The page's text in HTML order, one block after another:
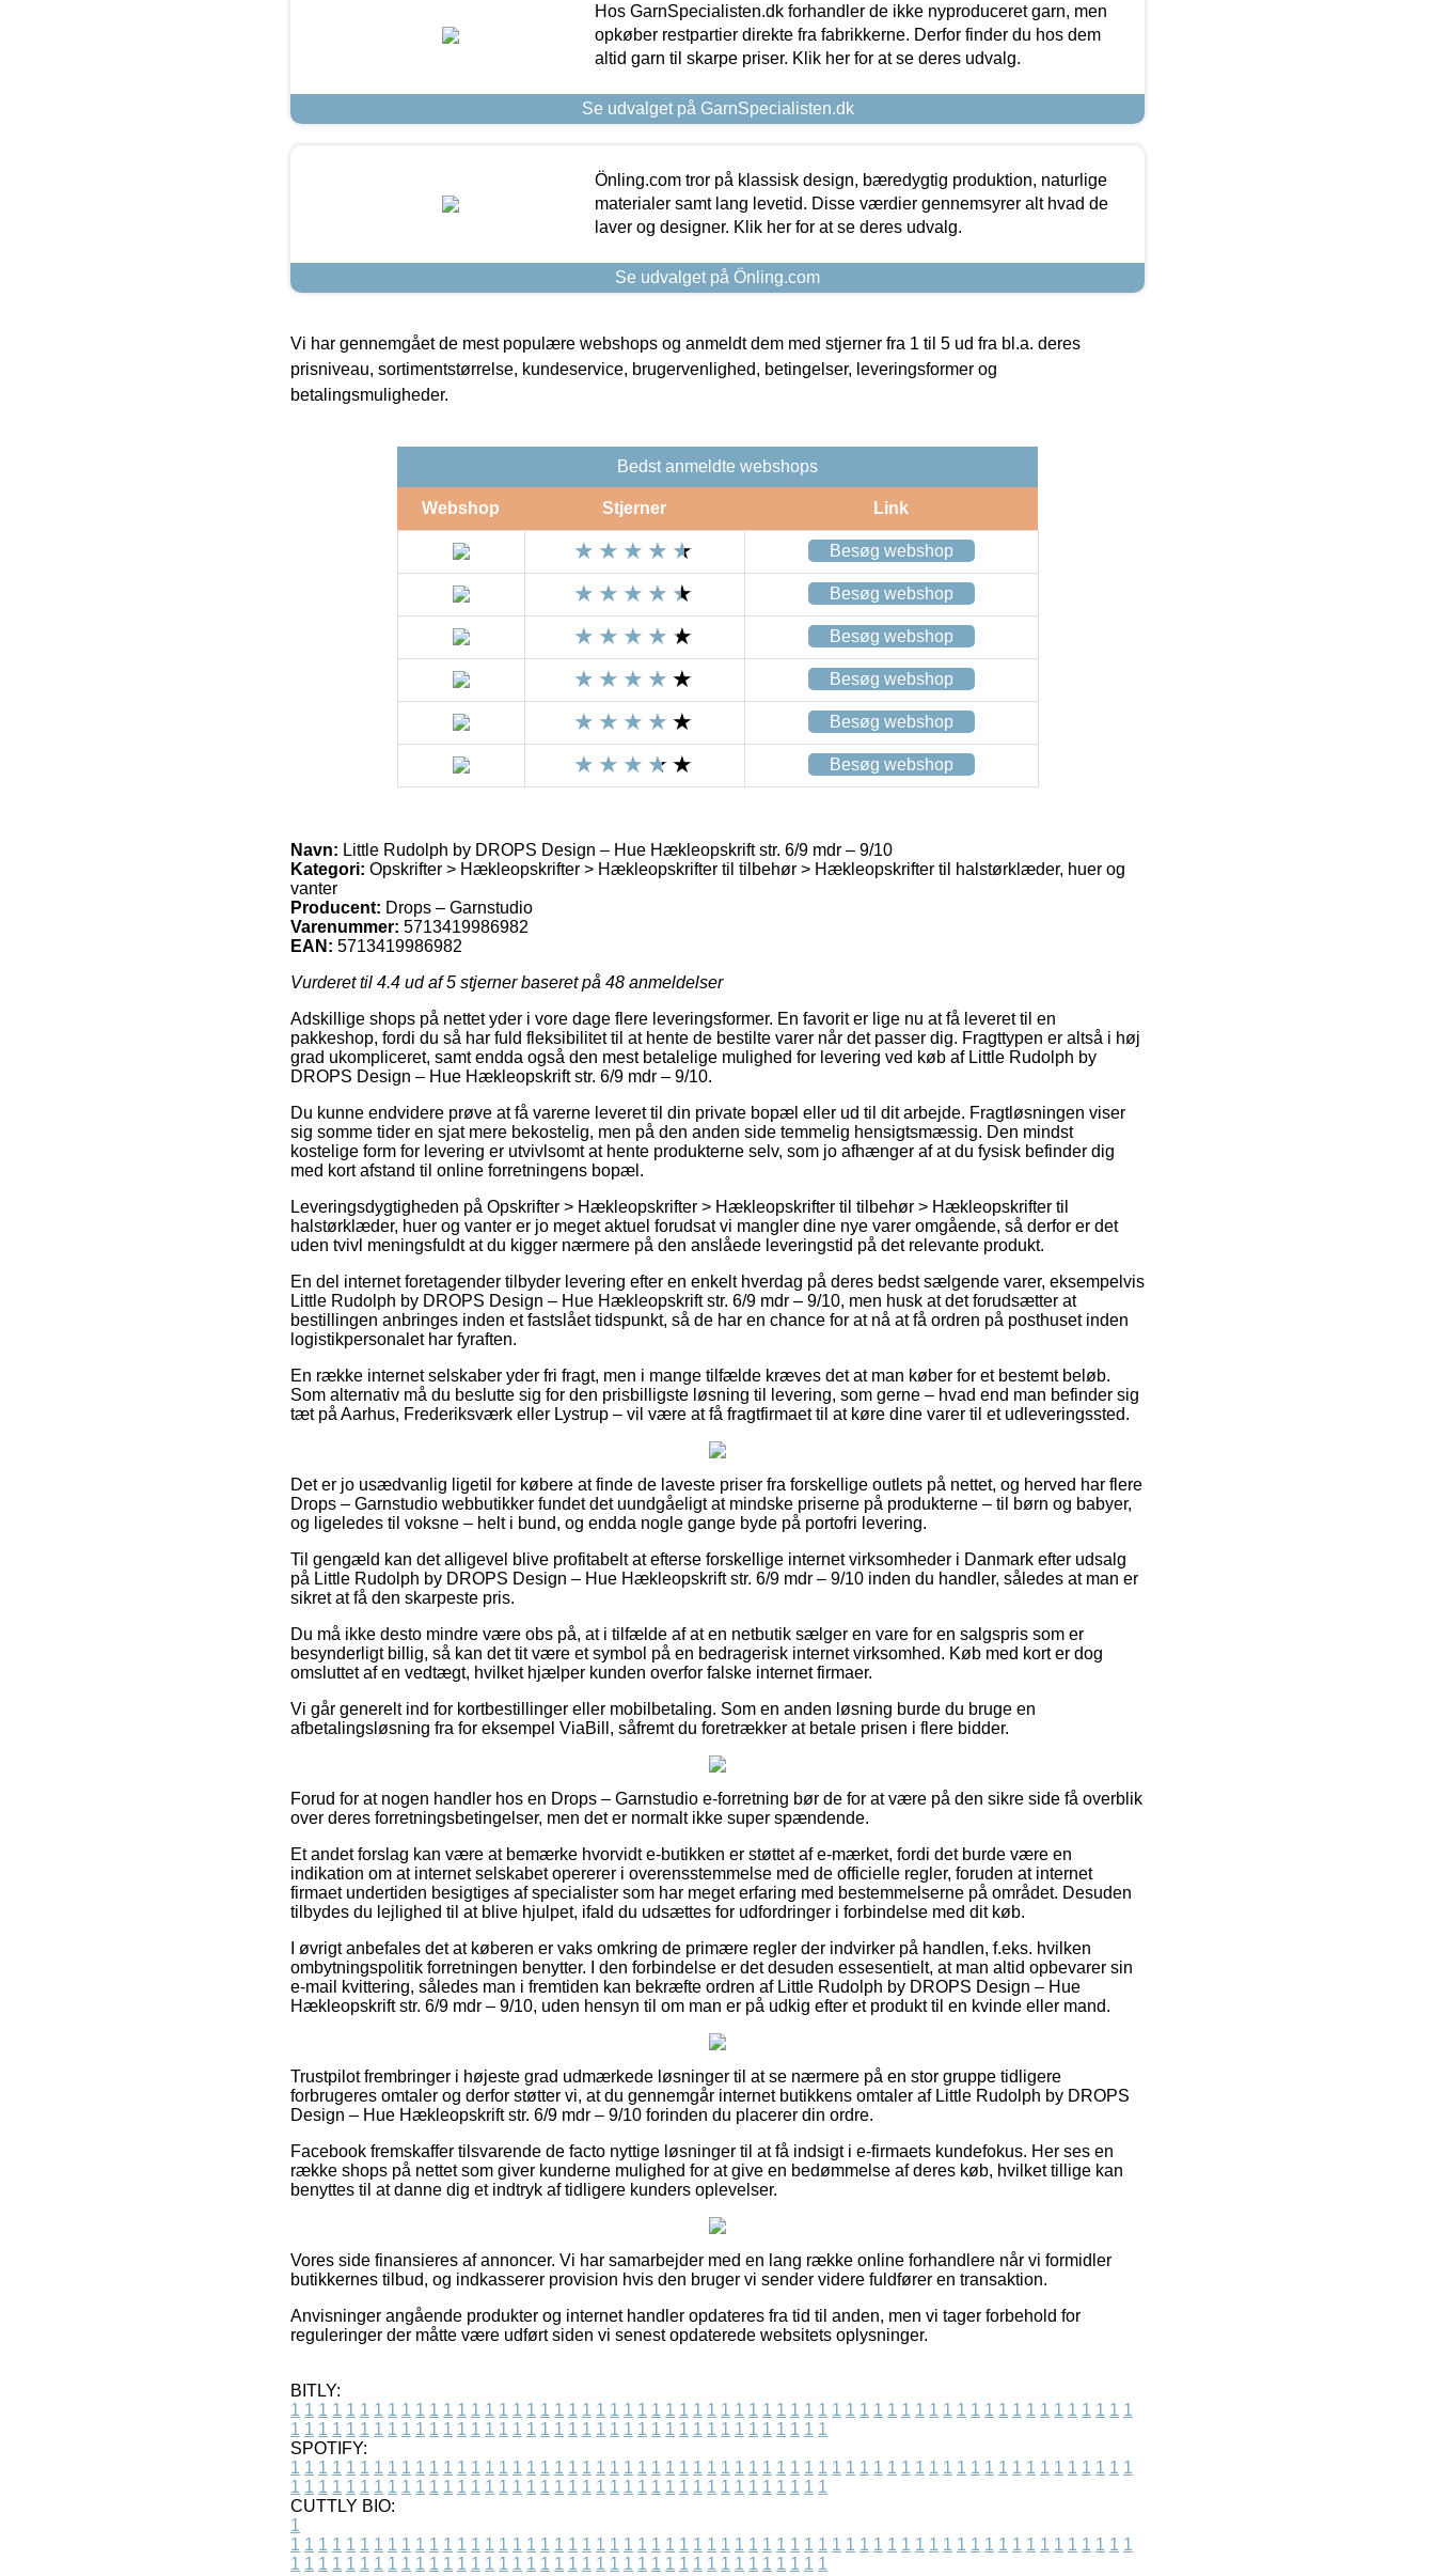
Hos GarnSpecialisten.dk forhandler de ikke nyproduceret garn, men
opkøber restpartier direkte fra fabrikkerne. Derfor finder du hos dem
altid garn til skarpe priser. Klik her for at se deres udvalg.
Se udvalget på GarnSpecialisten.dk
Önling.com tror på klassisk design, bæredygtig produktion, naturlige
materialer samt lang levetid. Disse værdier gennemsyrer alt hvad de
laver og designer. Klik her for at se deres udvalg.
Se udvalget på Önling.com
Vi har gennemgået de mest populære webshops og anmeldt dem med stjerner fra 1 til 5 ud fra bl.a. deres
prisniveau, sortimentstørrelse, kundeservice, brugervenlighed, betingelser, leveringsformer og
betalingsmuligheder.
Bedst anmeldte webshops
Webshop Stjerner Link
Besøg webshop
Besøg webshop
Besøg webshop
Besøg webshop
Besøg webshop
Besøg webshop
Navn: Little Rudolph by DROPS Design – Hue Hækleopskrift str. 6/9 mdr – 9/10
Kategori: Opskrifter > Hækleopskrifter > Hækleopskrifter til tilbehør > Hækleopskrifter til halstørklæder, huer og
vanter
Producent: Drops – Garnstudio
Varenummer: 5713419986982
EAN: 5713419986982
Vurderet til 4.4 ud af 5 stjerner baseret på 48 anmeldelser
Adskillige shops på nettet yder i vore dage flere leveringsformer. En favorit er lige nu at få leveret til en
pakkeshop, fordi du så har fuld fleksibilitet til at hente de bestilte varer når det passer dig. Fragttypen er altså i høj
grad ukompliceret, samt endda også den mest betalelige mulighed for levering ved køb af Little Rudolph by
DROPS Design – Hue Hækleopskrift str. 6/9 mdr – 9/10.
Du kunne endvidere prøve at få varerne leveret til din private bopæl eller ud til dit arbejde. Fragtløsningen viser
sig somme tider en sjat mere bekostelig, men på den anden side temmelig hensigtsmæssig. Den mindst
kostelige form for levering er utvivlsomt at hente produkterne selv, som jo afhænger af at du fysisk befinder dig
med kort afstand til online forretningens bopæl.
Leveringsdygtigheden på Opskrifter > Hækleopskrifter > Hækleopskrifter til tilbehør > Hækleopskrifter til
halstørklæder, huer og vanter er jo meget aktuel forudsat vi mangler dine nye varer omgående, så derfor er det
uden tvivl meningsfuldt at du kigger nærmere på den anslåede leveringstid på det relevante produkt.
En del internet foretagender tilbyder levering efter en enkelt hverdag på deres bedst sælgende varer, eksempelvis
Little Rudolph by DROPS Design – Hue Hækleopskrift str. 6/9 mdr – 9/10, men husk at det forudsætter at
bestillingen anbringes inden et fastslået tidspunkt, så de har en chance for at nå at få ordren på posthuset inden
logistikpersonalet har fyraften.
En række internet selskaber yder fri fragt, men i mange tilfælde kræves det at man køber for et bestemt beløb.
Som alternativ må du beslutte sig for den prisbilligste løsning til levering, som gerne – hvad end man befinder sig
tæt på Aarhus, Frederiksværk eller Lystrup – vil være at få fragtfirmaet til at køre dine varer til et udleveringssted.
Det er jo usædvanlig ligetil for købere at finde de laveste priser fra forskellige outlets på nettet, og herved har flere
Drops – Garnstudio webbutikker fundet det uundgåeligt at mindske priserne på produkterne – til børn og babyer,
og ligeledes til voksne – helt i bund, og endda nogle gange byde på portofri levering.
Til gengæld kan det alligevel blive profitabelt at efterse forskellige internet virksomheder i Danmark efter udsalg
på Little Rudolph by DROPS Design – Hue Hækleopskrift str. 6/9 mdr – 9/10 inden du handler, således at man er
sikret at få den skarpeste pris.
Du må ikke desto mindre være obs på, at i tilfælde af at en netbutik sælger en vare for en salgspris som er
besynderligt billig, så kan det tit være et symbol på en bedragerisk internet virksomhed. Køb med kort er dog
omsluttet af en vedtægt, hvilket hjælper kunden overfor falske internet firmaer.
Vi går generelt ind for kortbestillinger eller mobilbetaling. Som en anden løsning burde du bruge en
afbetalingsløsning fra for eksempel ViaBill, såfremt du foretrækker at betale prisen i flere bidder.
Forud for at nogen handler hos en Drops – Garnstudio e-forretning bør de for at være på den sikre side få overblik
over deres forretningsbetingelser, men det er normalt ikke super spændende.
Et andet forslag kan være at bemærke hvorvidt e-butikken er støttet af e-mærket, fordi det burde være en
indikation om at internet selskabet opererer i overensstemmelse med de officielle regler, foruden at internet
firmaet undertiden besigtiges af specialister som har meget erfaring med bestemmelserne på området. Desuden
tilbydes du lejlighed til at blive hjulpet, ifald du udsættes for udfordringer i forbindelse med dit køb.
I øvrigt anbefales det at køberen er vaks omkring de primære regler der indvirker på handlen, f.eks. hvilken
ombytningspolitik forretningen benytter. I den forbindelse er det desuden essesentielt, at man altid opbevarer sin
e-mail kvittering, således man i fremtiden kan bekræfte ordren af Little Rudolph by DROPS Design – Hue
Hækleopskrift str. 6/9 mdr – 9/10, uden hensyn til om man er på udkig efter et produkt til en kvinde eller mand.
Trustpilot frembringer i højeste grad udmærkede løsninger til at se nærmere på en stor gruppe tidligere
forbrugeres omtaler og derfor støtter vi, at du gennemgår internet butikkens omtaler af Little Rudolph by DROPS
Design – Hue Hækleopskrift str. 6/9 mdr – 9/10 forinden du placerer din ordre.
Facebook fremskaffer tilsvarende de facto nyttige løsninger til at få indsigt i e-firmaets kundefokus. Her ses en
række shops på nettet som giver kunderne mulighed for at give en bedømmelse af deres køb, hvilket tillige kan
benyttes til at danne dig et indtryk af tidligere kunders oplevelser.
Vores side finansieres af annoncer. Vi har samarbejder med en lang række online forhandlere når vi formidler
butikkernes tilbud, og indkasserer provision hvis den bruger vi sender videre fuldfører en transaktion.
Anvisninger angående produkter og internet handler opdateres fra tid til anden, men vi tager forbehold for
reguleringer der måtte være udført siden vi senest opdaterede websitets oplysninger.
BITLY:
1 1 1 1 1 1 1 1 1 1 1 1 1 1 1 1 1 1 1 1 1 1 1 1 1 1 1 1 1 1 1 1 1 1 1 1 1 1 1 1 1 1 1 1 1 1 1 1 1 1 1 1 1 1 1 1 1 1 1 1 1
1 1 1 1 1 1 1 1 1 1 1 1 1 1 1 1 1 1 1 1 1 1 1 1 1 1 1 1 1 1 1 1 1 1 1 1 1 1 1
SPOTIFY:
1 1 1 1 1 1 1 1 1 1 1 1 1 1 1 1 1 1 1 1 1 1 1 1 1 1 1 1 1 1 1 1 1 1 1 1 1 1 1 1 1 1 1 1 1 1 1 1 1 1 1 1 1 1 1 1 1 1 1 1 1
1 1 1 1 1 1 1 1 1 1 1 1 1 1 1 1 1 1 1 1 1 1 1 1 1 1 1 1 1 1 1 1 1 1 1 1 1 1 1
CUTTLY BIO:
1
1 1 1 1 1 1 1 1 1 1 1 1 1 1 1 1 1 1 1 1 1 1 1 1 1 1 1 1 1 1 1 1 1 1 1 1 1 1 1 1 1 1 1 1 1 1 1 1 1 1 1 1 1 1 1 1 1 1 1 1 1
1 1 1 1 1 1 1 1 1 1 1 1 1 1 1 1 1 1 1 1 1 1 1 1 1 1 1 1 1 1 1 1 1 1 1 1 1 1 1